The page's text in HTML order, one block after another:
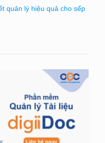
quản lý hiệu quả cho sếp